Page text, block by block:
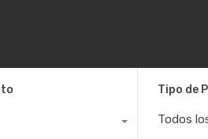
Tipo de
Todos